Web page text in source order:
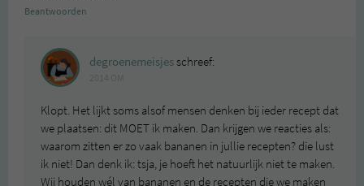
Beantwoorden
degroenemeisjesschreef:
Klopt. Het lijkt soms alsof mensen denken bij ieder recept dat
we plaatsen: dit MOET ik maken. Dan krijgen we reacties als:
waarom zitten er zo vaak bananen in jullie recepten? die lust
ik niet! Dan denk ik: tsja, je hoeft het natuurlijk niet te maken.
Wij houden wél van bananen en de recepten die we maken